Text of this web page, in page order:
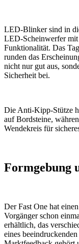
LED-Blinker sind in
LED-Scheinwerfer
Funktionalität. Das
runden das
nicht nur gut aus,
Sicherheit bei.
Die Anti-Kipp-Stütze
auf Bordsteine,
Wendekreis für
Formgebung
Der Fast One hat
Vorgänger schon
erhältlich, das
eines